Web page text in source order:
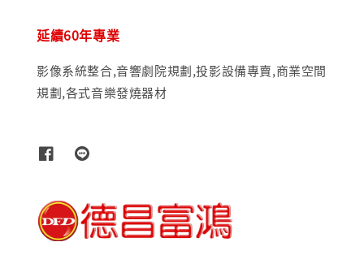
延續60年專業
影像系統整合,音響劇院規劃,投影設備專賣,商業空間
規劃,各式音樂發燒器材